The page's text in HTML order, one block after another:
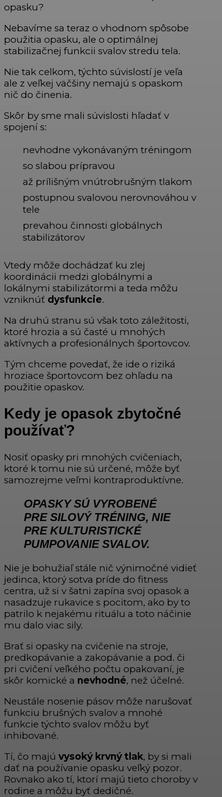
opasku?
Nebavíme sa teraz o vhodnom spôsobe
použitia opasku, ale o optimálnej
stabilizačnej funkcii svalov stredu tela.
Nie tak celkom, týchto súvislostí je veľa
ale z veľkej väčšiny nemajú s opaskom
nič do činenia.
Skôr by sme mali súvislosti hľadať v
spojení s:
nevhodne vykonávaným tréningom
so slabou prípravou
až prílišným vnútrobrušným tlakom
postupnou svalovou nerovnováhou v
tele
prevahou činnosti globálnych
stabilizátorov
Vtedy môže dochádzať ku zlej
koordinácii medzi globálnymi a
lokálnymi stabilizátormi a teda môžu
vzniknúť dysfunkcie.
Na druhú stranu sú však toto záležitosti,
ktoré hrozia a sú časté u mnohých
aktívnych a profesionálnych športovcov.
Tým chceme povedať, že ide o riziká
hroziace športovcom bez ohľadu na
použitie opaskov.
Kedy je opasok zbytočné
používať?
Nosiť opasky pri mnohých cvičeniach,
ktoré k tomu nie sú určené, môže byť
samozrejme veľmi kontraproduktívne.
OPASKY SÚ VYROBENÉ
PRESILOVÝ TRÉNING, NIE
PRE KULTURISTICKÉ
PUMPOVANIE SVALOV.
Nie je bohužiaľ stále nič výnimočné vidieť
jedinca, ktorý sotva príde do fitness
centra, už si v šatni zapína svoj opasok a
nasadzuje rukavice s pocitom, ako by to
patrilo k nejakému rituálu a toto náčinie
mu dalo viac sily.
Brať si opasky na cvičenie na stroje,
predkopávanie a zakopávanie a pod. či
pri cvičení veľkého počtu opakovaní, je
skôr komické a nevhodné, než účelné.
Neustále nosenie pásov môže narušovať
funkciu brušných svalov a mnohé
funkcie týchto svalov môžu byť
inhibované.
Tí, čo majú vysoký krvný tlak, by si mali
dať na používanie opasku veľký pozor.
Rovnako ako tí, ktorí majú tieto choroby v
rodine a môžu byť dedičné.